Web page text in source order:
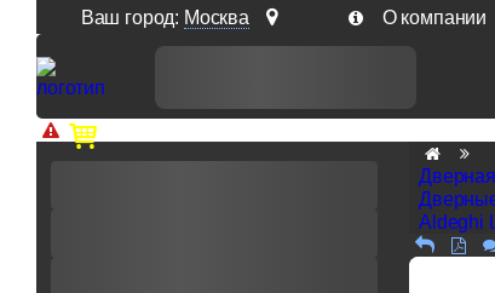
Ваш город: Москва О компании
Доп. скидка от цен на сайте 7% при заказе от
Aldeghi